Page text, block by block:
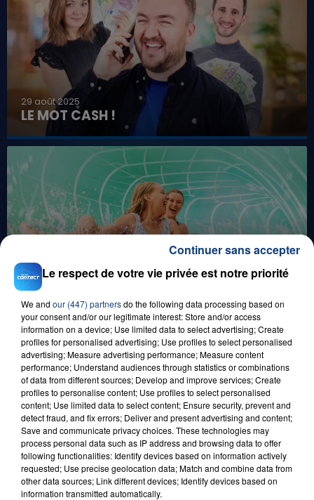
29 août 2025
LE MOT CASH !
1er août 2026
GAGNEZ VOS ENTRÉES POUR TOUTE LA
FAMILLE À PLOPSAQUA !
21 juillet 2026
GAGNEZ VOS ENTRÉES EN FAMILLE À
DENNLYS PARC !
Le respect de votre vie privée est notre priorité
We and our (447) partnersdo the following data processing based on
your consent and/or our legitimate interest: Store and/or access
information on a device; Use limited data to select advertising; Create
profiles for personalised advertising; Use profiles to select personalised
advertising; Measure advertising performance; Measure content
performance; Understand audiences through statistics or combinations
of data from different sources; Develop and improve services; Create
profiles to personalise content; Use profiles to select personalised
content; Use limited data to select content; Ensure security, prevent and
detect fraud, and fix errors; Deliver and present advertising and content;
Save and communicate privacy choices. These technologies may
process personal data such as IP address and browsing data to offer
following functionalities: Identify devices based on information actively
requested; Use precise geolocation data; Match and combine data from
other data sources; Link different devices; Identify devices based on
information transmitted automatically.
Continuer sans accepter